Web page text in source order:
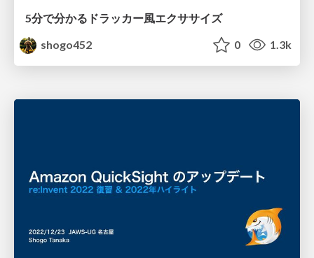
5分で分かるドラッカー風エクササイズ
shogo452
0 1.3k